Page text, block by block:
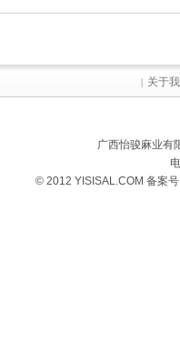
广西怡骏麻业有
© 2012 YISISAL.COM 备案
| 关于